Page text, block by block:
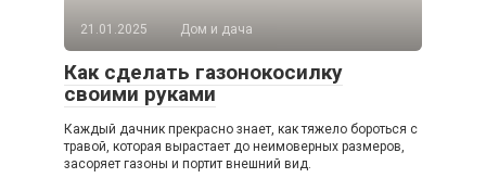
21.01.2025 Дом и дача
Как сделать газонокосилку
своими руками
Каждый дачник прекрасно знает, как тяжело бороться с
травой, которая вырастает до неимоверных размеров,
засоряет газоны и портит внешний вид.